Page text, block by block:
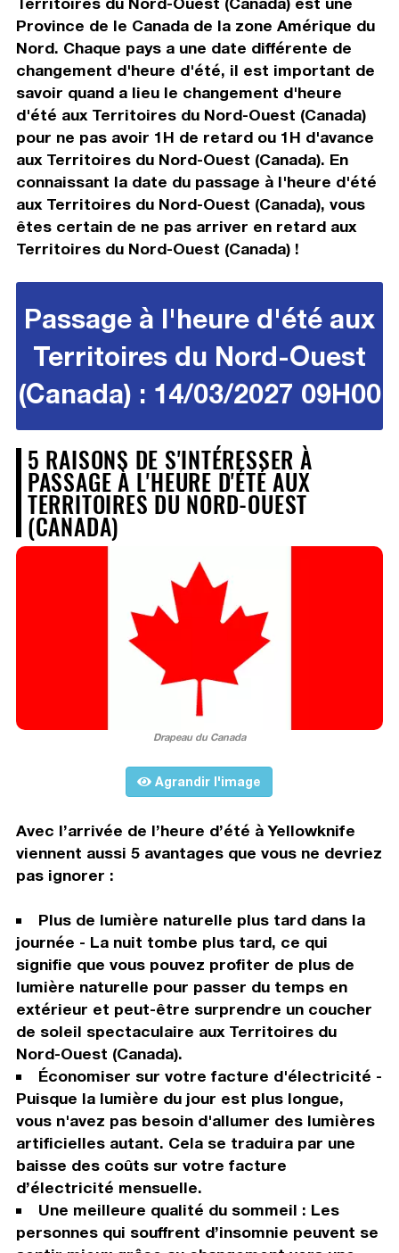
Province de le Canada de la zone Amérique du
Nord. Chaque pays a une date différente de
changement d'heure d'été, il est important de
savoir quand a lieu le changement d'heure
d'été aux Territoires du Nord-Ouest (Canada)
pour ne pas avoir 1H de retard ou 1H d'avance
aux Territoires du Nord-Ouest (Canada). En
connaissant la date du passage à l'heure d'été
aux Territoires du Nord-Ouest (Canada), vous
êtes certain de ne pas arriver en retard aux
Territoires du Nord-Ouest (Canada) !
Passage à l'heure d'été aux
Territoires du Nord-Ouest
(Canada) : 14/03/2027 09H00
5 RAISONS DE S'INTÉRESSER À
PASSAGE À L'HEURE D'ÉTÉ AUX
TERRITOIRES DU NORD-OUEST
(CANADA)
Drapeau du Canada
Agrandir l'image
Avec l’arrivée de l’heure d’été à Yellowknife
viennent aussi 5 avantages que vous ne devriez
pas ignorer :
Plus de lumière naturelle plus tard dans la
journée - La nuit tombe plus tard, ce qui
signifie que vous pouvez profiter de plus de
lumière naturelle pour passer du temps en
extérieur et peut-être surprendre un coucher
de soleil spectaculaire aux Territoires du
Nord-Ouest (Canada).
Économiser sur votre facture d'électricité -
Puisque la lumière du jour est plus longue,
vous n'avez pas besoin d'allumer des lumières
artificielles autant. Cela se traduira par une
baisse des coûts sur votre facture
d’électricité mensuelle.
Une meilleure qualité du sommeil : Les
personnes qui souffrent d’insomnie peuvent se